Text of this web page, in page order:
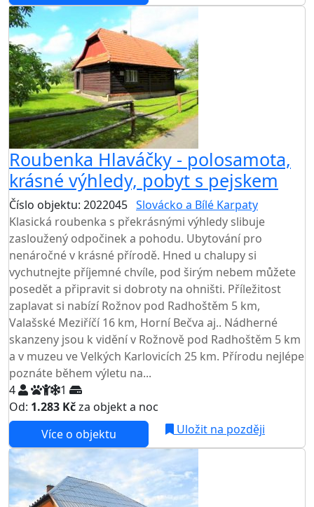
Roubenka Hlaváčky - polosamota,
krásné výhledy, pobyt s pejskem
Číslo objektu: 2022045 Slovácko a Bílé Karpaty
Klasická roubenka s překrásnými výhledy slibuje
zasloužený odpočinek a pohodu. Ubytování pro
nenáročné v krásné přírodě. Hned u chalupy si
vychutnejte příjemné chvíle, pod širým nebem můžete
posedět a připravit si dobroty na ohništi. Příležitost
zaplavat si nabízí Rožnov pod Radhoštěm 5 km,
Valašské Meziříčí 16 km, Horní Bečva aj.. Nádherné
skanzeny jsou k vidění v Rožnově pod Radhoštěm 5 km
a v muzeu ve Velkých Karlovicích 25 km. Přírodu nejlépe
poznáte během výletu na...
4
1
Od: 1.283 Kčza objekt a noc
Více o objektu
Uložit na později